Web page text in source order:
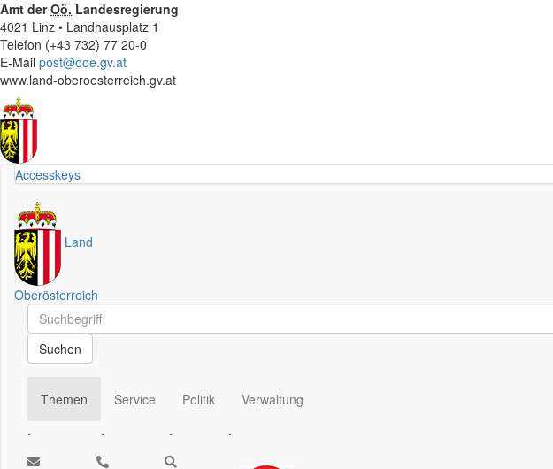
Amt derOö. Landesregierung
4021 Linz • Landhausplatz 1
Telefon (+43 732) 77 20-0
E-Mail post@ooe.gv.at
www.land-oberoesterreich.gv.at
Accesskeys
Land
Oberösterreich
Schnellsuche
Schnellsuche
Suchen
Themen
.
Service
.
Politik
.
Verwaltung
.